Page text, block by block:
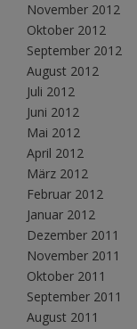
November 2012
Oktober 2012
September 2012
August 2012
Juli 2012
Juni 2012
Mai 2012
April 2012
März 2012
Februar 2012
Januar 2012
Dezember 2011
November 2011
Oktober 2011
September 2011
August 2011